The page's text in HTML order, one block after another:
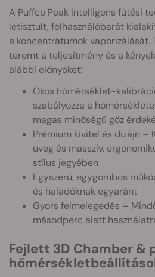
A Puffco Peak intelligens fűtési
letisztult, felhasználóbarát
a koncentrátumok vaporizálását.
teremt a teljesítmény és a
alábbi előnyöket:
Okos hőmérséklet-
szabályozza a
magas minőségű gőz
Prémium kivitel és dizájn –
üveg és masszív,
stílus jegyében
Egyszerű, egygombos
és haladóknak egyaránt
Gyors felmelegedés –
másodperc alatt
Fejlett 3D Chamber &